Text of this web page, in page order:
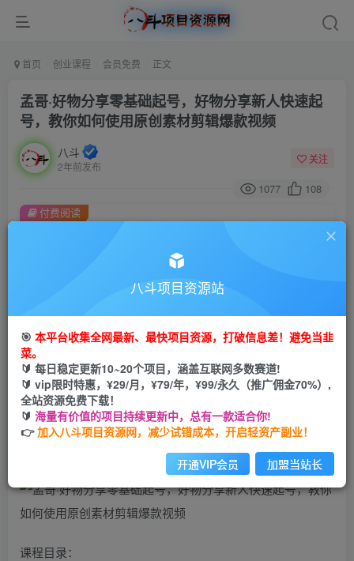
首页 创业课程 会员免费 正文
孟哥·好物分享零基础起号，好物分享新人快速起
号，教你如何使用原创素材剪辑爆款视频
八斗
2年前发布
关注
1077 108
此内容为付费阅读，请付费后查看
金币9.9金币99
会员免费
您当前未登录！建议登陆后购买，可保存购买订单
付费阅读
好物短视频剪辑，随心推和千川应用
课程目录：
八斗项目资源站
🎯 本平台收集全网最新、最快项目资源，打破信息差！避免当韭
菜。
🔰 每日稳定更新10~20个项目，涵盖互联网多数赛道!
🔰 vip限时特惠，¥29/月，¥79/年，¥99/永久（推广佣金70%）,
全站资源免费下载！
🔰 海量有价值的项目持续更新中，总有一款适合你!
👉加入八斗项目资源网，减少试错成本，开启轻资产副业！
开通VIP会员 加盟当站长